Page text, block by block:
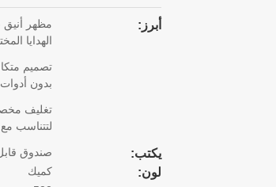
أبرز:
مظهر أنيق
الهدايا
تصميم
بدون أدوات
تغليف
لتتناسب مع
يكتب: صندوق
لون: كميك